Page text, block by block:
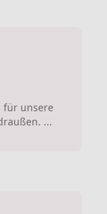
für unsere
...